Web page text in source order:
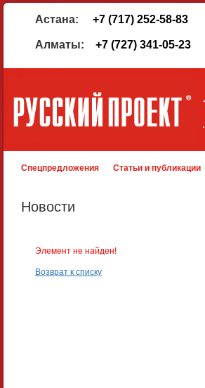
Астана: +7 (717) 252-58-83
Алматы: +7 (727) 341-05-23
Спецпредложения Статьи и публикации
Новости
Элемент не найден!
Возврат к списку